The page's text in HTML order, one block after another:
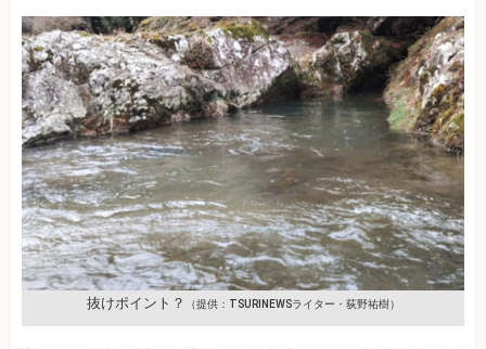
抜けポイント？ （提供：TSURINEWSライター・荻野祐樹）